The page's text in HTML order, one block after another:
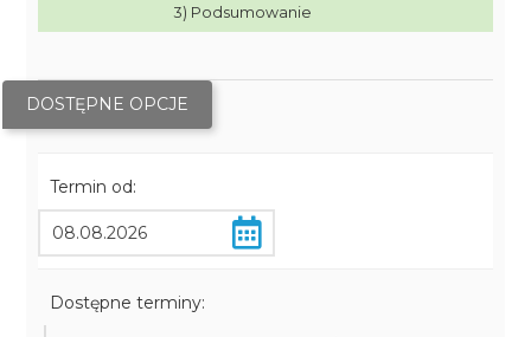
3) Podsumowanie
DOSTĘPNE OPCJE
Termin od:
Dostępne terminy: